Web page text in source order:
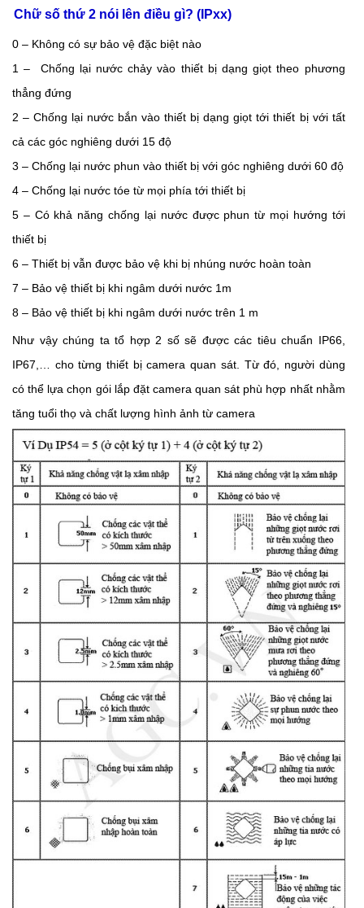
Chữ số thứ 2 nói lên điều gì? (IPxx)
0 – Không có sự bảo vệ đặc biệt nào
1 – Chống lại nước chảy vào thiết bị dạng giọt theo phương
thẳng đứng
2 – Chống lại nước bắn vào thiết bị dạng giọt tới thiết bị với tất
cả các góc nghiêng dưới 15 độ
3 – Chống lại nước phun vào thiết bị với góc nghiêng dưới 60 độ
4 – Chống lại nước tóe từ mọi phía tới thiết bị
5 – Có khả năng chống lại nước được phun từ mọi hướng tới
thiết bị
6 – Thiết bị vẫn được bảo vệ khi bị nhúng nước hoàn toàn
7 – Bảo vệ thiết bị khi ngâm dưới nước 1m
8 – Bảo vệ thiết bị khi ngâm dưới nước trên 1 m
Như vậy chúng ta tổ hợp 2 số sẽ được các tiêu chuẩn IP66,
IP67,… cho từng thiết bị camera quan sát. Từ đó, người dùng
có thể lựa chọn gói lắp đặt camera quan sát phù hợp nhất nhằm
tăng tuổi thọ và chất lượng hình ảnh từ camera